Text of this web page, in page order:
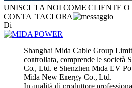
UNISCITI A NOI COME CLIENTE O
CONTATTACI ORA
Di
Shanghai Mida Cable Group
controllata, comprende le società
Co., Ltd. e Shenzhen Mida EV
Mida New Energy Co., Ltd.
In qualità di produttore